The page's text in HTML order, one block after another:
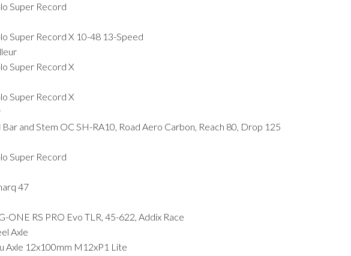
Super Record
Super Record X 10-48 13-Speed
Super Record X
Super Record X
and Stem OC SH-RA10, Road Aero Carbon, Reach 80, Drop 125
Super Record
47
ONE RS PRO Evo TLR, 45-622, Addix Race
Axle
Axle 12x100mm M12xP1 Lite